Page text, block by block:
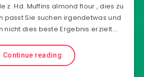
z. Hd. Muffins almond flour , dies zu
passt Sie suchen irgendetwas und
nicht dies beste Ergebnis erzielt….
Continue reading